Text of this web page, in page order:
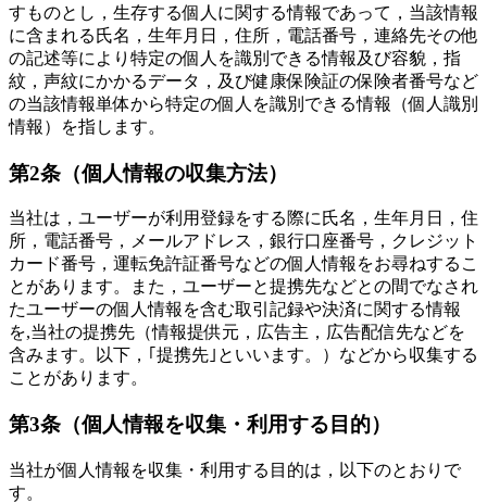
すものとし，生存する個人に関する情報であって，当該情報
に含まれる氏名，生年月日，住所，電話番号，連絡先その他
の記述等により特定の個人を識別できる情報及び容貌，指
紋，声紋にかかるデータ，及び健康保険証の保険者番号など
の当該情報単体から特定の個人を識別できる情報（個人識別
情報）を指します。
第2条（個人情報の収集方法）
当社は，ユーザーが利用登録をする際に氏名，生年月日，住
所，電話番号，メールアドレス，銀行口座番号，クレジット
カード番号，運転免許証番号などの個人情報をお尋ねするこ
とがあります。また，ユーザーと提携先などとの間でなされ
たユーザーの個人情報を含む取引記録や決済に関する情報
を,当社の提携先（情報提供元，広告主，広告配信先などを
含みます。以下，｢提携先｣といいます。）などから収集する
ことがあります。
第3条（個人情報を収集・利用する目的）
当社が個人情報を収集・利用する目的は，以下のとおりで
す。